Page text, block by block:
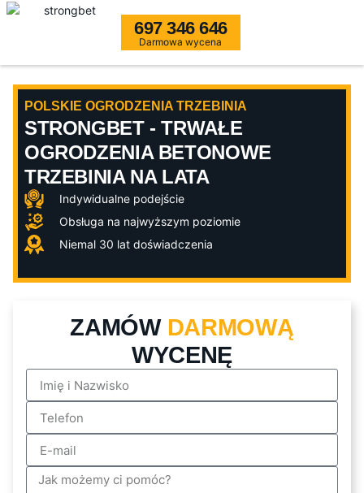
697 346 646
Darmowa wycena
POLSKIE OGRODZENIA TRZEBINIA
STRONGBET - TRWAŁE
OGRODZENIA BETONOWE
TRZEBINIA NA LATA
Indywidualne podejście
Obsługa na najwyższym poziomie
Niemal 30 lat doświadczenia
ZAMÓW DARMOWĄ
WYCENĘ